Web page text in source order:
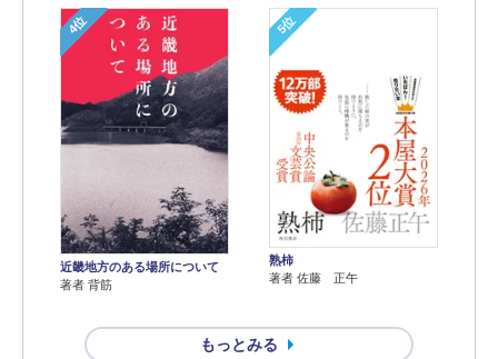
4位
近畿地方のある場所について
著者 背筋
5位
熟柿
著者 佐藤 正午
もっとみる